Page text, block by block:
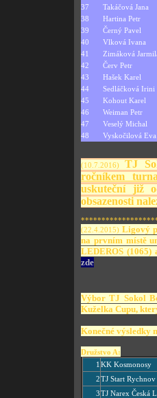
37
Takáčová Jana
38
Hartina Petr
39
Černý Pavel
40
Vlková Ivana
41
Zimáková
42
Červ Petr
43
Hašek Karel
44
Sedláčková Irini
45
Kohout Karel
46
Weiman Petr
47
Veselý Michal
48
Vyskočilová Eva
(10.7.2016)
TJ
ročníkem
uskuteční již
obsazenosti
(22.4.2015) Ligový
na prvním místě
LEDEROS (1065)
zde
Výbor TJ Sokol
Kuželka Cupu,
Konečné výsledky
Družstvo A:
1 KK Kosmonosy
2TJ Start
3TJ Narex Česká